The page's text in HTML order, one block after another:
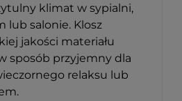
klimat w sypialni,
lub salonie. Klosz
jakości materiału
sposób przyjemny dla
relaksu lub